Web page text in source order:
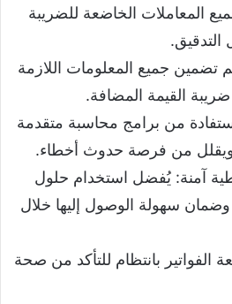
المعاملات الخاضعة للضريبة
تضمين جميع المعلومات اللازمة
ضريبة القيمة المضافة.
من برامج محاسبة متقدمة
من فرصة حدوث أخطاء.
آمنة: يُفضل استخدام حلول
وضمان سهولة الوصول إليها خلال
الفواتير بانتظام للتأكد من صحة